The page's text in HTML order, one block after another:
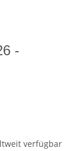
-
verfügbar